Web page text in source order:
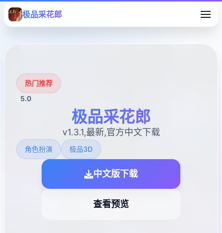
极品采花郎
热门推荐
5.0
极品采花郎
v1.3.1,最新,官方中文下载
角色扮演 极品3D
中文版下载
查看预览